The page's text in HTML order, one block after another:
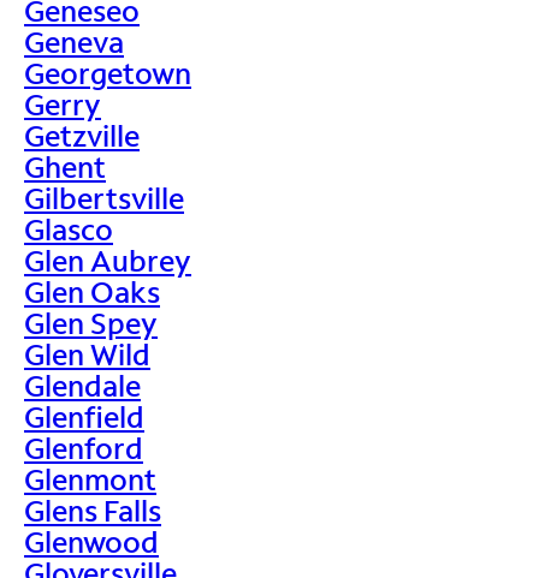
Geneseo
Geneva
Georgetown
Gerry
Getzville
Ghent
Gilbertsville
Glasco
Glen Aubrey
Glen Oaks
Glen Spey
Glen Wild
Glendale
Glenfield
Glenford
Glenmont
Glens Falls
Glenwood